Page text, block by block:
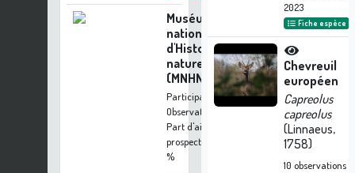
Muséum
national
d'Histoire
naturelle
(MNHN)
Participation à 75
Observations
Part d'aide à la
prospection :
%
2023
Fiche espèce
Chevreuil
européen
Capreolus
capreolus
(Linnaeus,
1758)
10 observations